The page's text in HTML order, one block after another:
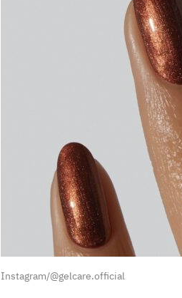
Instagram/@gelcare.official